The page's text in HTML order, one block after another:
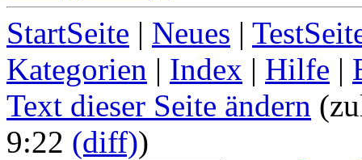
StartSeite | Neues |
Kategorien | Index | Hilfe |
Text dieser Seite ändern
9:22 (diff))